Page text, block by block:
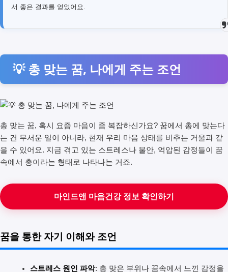
서 좋은 결과를 얻었어요.
💡 총 맞는 꿈, 나에게 주는 조언
총 맞는 꿈, 혹시 요즘 마음이 좀 복잡하신가요? 꿈에서 총에 맞는다
는 건 무서운 일이 아니라, 현재 우리 마음 상태를 비추는 거울과 같
을 수 있어요. 지금 겪고 있는 스트레스나 불안, 억압된 감정들이 꿈
속에서 총이라는 형태로 나타나는 거죠.
마인드앤 마음건강 정보 확인하기
꿈을 통한 자기 이해와 조언
스트레스 원인 파악: 총 맞은 부위나 꿈속에서 느낀 감정을